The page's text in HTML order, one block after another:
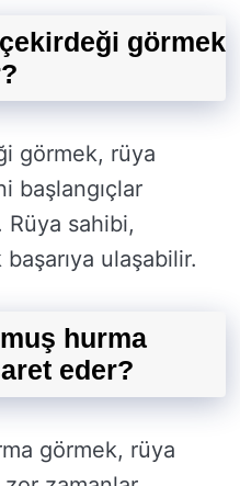
görmek
görmek, rüya
başlangıçlar
Rüya sahibi,
ulaşabilir.
hurma
eder?
görmek, rüya